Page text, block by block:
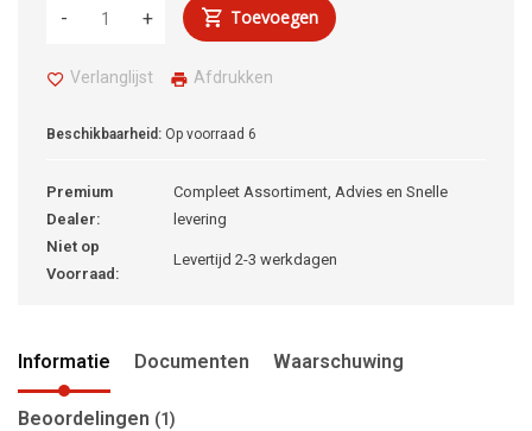
+
- Toevoegen
Verlanglijst Afdrukken
Beschikbaarheid: Op voorraad 6
Premium
Dealer:
Compleet Assortiment, Advies en Snelle
levering
Niet op
Voorraad:
Levertijd 2-3 werkdagen
Informatie Documenten Waarschuwing
Beoordelingen (1)